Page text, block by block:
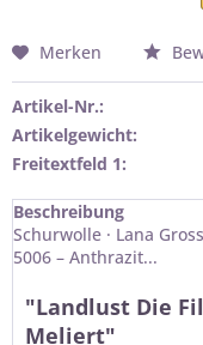
Merken
Artikel-Nr.:
Artikelgewicht:
Freitextfeld 1:
Beschreibung
Schurwolle · Lana
5006 – Anthrazit...
"Landlust Die
Meliert"